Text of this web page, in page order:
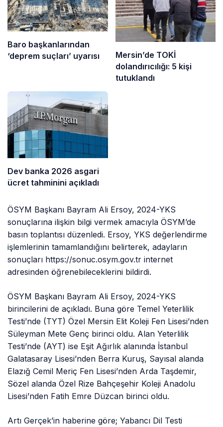
Baro başkanlarından
‘deprem suçları’ uyarısı
Mersin’de TOKİ
dolandırıcılığı: 5 kişi
tutuklandı
Dev banka 2026 asgari
ücret tahminini açıkladı
ÖSYM Başkanı Bayram Ali Ersoy, 2024-YKS
sonuçlarına ilişkin bilgi vermek amacıyla ÖSYM’de
basın toplantısı düzenledi. Ersoy, YKS değerlendirme
işlemlerinin tamamlandığını belirterek, adayların
sonuçları https://sonuc.osym.gov.tr internet
adresinden öğrenebileceklerini bildirdi.
ÖSYM Başkanı Bayram Ali Ersoy, 2024-YKS
birincilerini de açıkladı. Buna göre Temel Yeterlilik
Testi’nde (TYT) Özel Mersin Elit Koleji Fen Lisesi’nden
Süleyman Mete Genç birinci oldu. Alan Yeterlilik
Testi’nde (AYT) ise Eşit Ağırlık alanında İstanbul
Galatasaray Lisesi’nden Berra Kuruş, Sayısal alanda
Elazığ Cemil Meriç Fen Lisesi’nden Arda Taşdemir,
Sözel alanda Özel Rize Bahçeşehir Koleji Anadolu
Lisesi’nden Fatih Emre Düzcan birinci oldu.
Artı Gerçek’in haberine göre; Yabancı Dil Testi